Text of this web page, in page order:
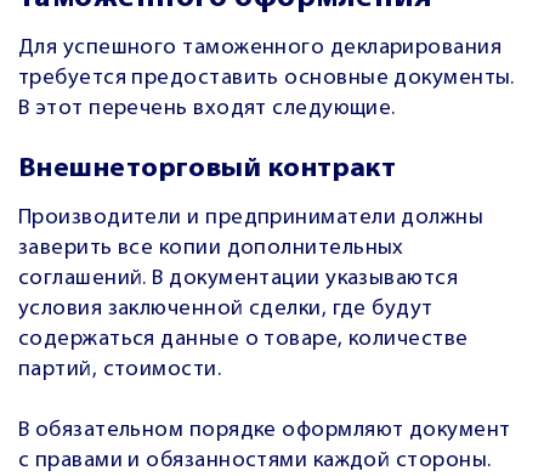
Для успешного таможенного декларирования
требуется предоставить основные документы.
В этот перечень входят следующие.
Внешнеторговый контракт
Производители и предприниматели должны
заверить все копии дополнительных
соглашений. В документации указываются
условия заключенной сделки, где будут
содержаться данные о товаре, количестве
партий, стоимости.
В обязательном порядке оформляют документ
с правами и обязанностями каждой стороны.